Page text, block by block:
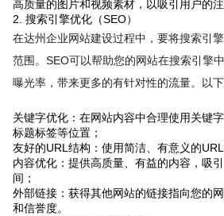
高质量的图片和视频素材，以吸引用户的注
2. 搜索引擎优化（SEO）
在达州企业网站建设过程中，要将搜索引
范围。SEO可以帮助您的网站在搜索引擎
曝光率，带来更多的有针对性的流量。以
关键字优化：在网站内容中合理使用关键
标题标签等位置；
友好的URL结构：使用简洁、有意义的
内容优化：提供高质量、有益的内容，吸
间；
外部链接：获得其他网站的链接指向您的
和信誉度。